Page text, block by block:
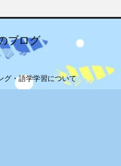
ブログ
グ・語学学習について